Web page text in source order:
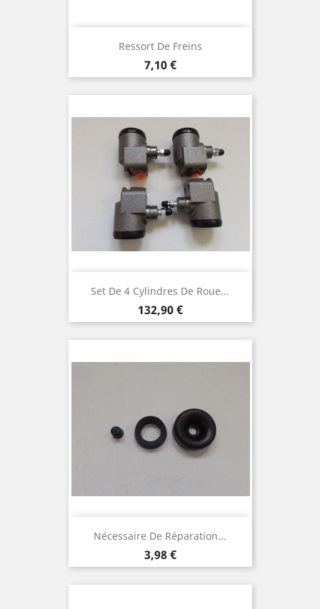
Ressort De Freins
Prix
7,10 €
Set De 4 Cylindres De Roue...
Prix
132,90 €
Nécessaire De Réparation...
Prix
3,98 €